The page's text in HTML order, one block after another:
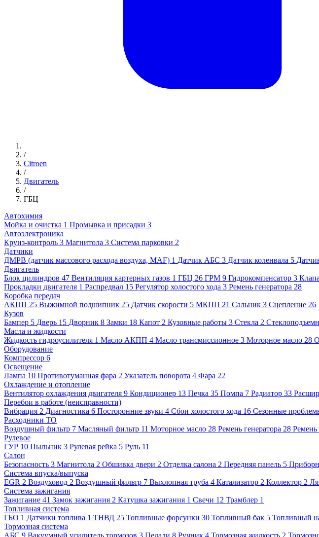
/
Citroen
/
Двигатель
/
ГБЦ
Автохимия
Мойка и очистка 1 Промывка и присадки 3
Автоэлектроника
Круиз-контроль 3 Магнитола 3 Система парковки 2
Датчики
ДМРВ (датчик массового расхода воздуха, MAF) 1 Датчик АБС 3 Датчик коленвала 5
Двигатель
Блок цилиндров 47 Вентиляция картерных газов 1 ГБЦ 26 ГРМ 9 Гидрокомпенсатор 3
Прокладки двигателя 1 Распредвал 15 Регулятор холостого хода 3 Ремень генератора 28
Коробка передач
АКПП 25 Выжимной подшипник 25 Датчик скорости 5 МКПП 21 Сальник 3 Сцепление 26
Кузов
Бампер 5 Дверь 15 Дворник 8 Замки 18 Капот 2 Кузовные работы 3 Стекла 2
Масла и жидкости
Жидкость гидроусилителя 1 Масло АКПП 4 Масло трансмиссионное 3 Моторное масло 28
Оборудование
Компрессор 6
Освещение
Лампа 10 Противотуманная фара 2 Указатель поворота 4 Фара 22
Охлаждение и отопление
Вентилятор охлаждения двигателя 9 Кондиционер 13 Печка 35 Помпа 7 Радиатор 33
Перебои в работе (неисправности)
Вибрация 2 Диагностика 6 Посторонние звуки 4 Сбои холостого хода 16 Сезонные
Расходники ТО
Воздушный фильтр 7 Масляный фильтр 11 Моторное масло 28 Ремень генератора 28
Рулевое
ГУР 10 Пыльник 3 Рулевая рейка 5 Руль 11
Салон
Безопасность 3 Магнитола 2 Обшивка двери 2 Отделка салона 2 Передняя панель 5
Система впуска/выпуска
EGR 2 Воздуховод 2 Воздушный фильтр 7 Выхлопная труба 4 Катализатор 2 Коллектор 2
Система зажигания
Зажигание 41 Замок зажигания 2 Катушка зажигания 1 Свечи 12 Трамблер 1
Топливная система
ГБО 1 Датчики топлива 1 ТНВД 25 Топливные форсунки 30 Топливный бак 5 Топливный
Тормозная система
АБС 9 Вакуумный усилитель тормозов 3 Педали 8 Ручник 4 Тормозная жидкость 2